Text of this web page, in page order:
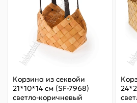
Корзина из секвойи
21*10*14 см (SF-7968)
светло-коричневый